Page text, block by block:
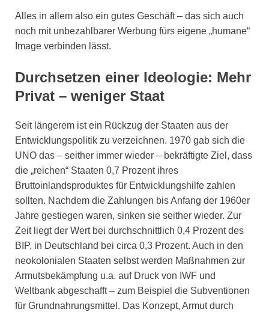
Alles in allem also ein gutes Geschäft – das sich auch
noch mit unbezahlbarer Werbung fürs eigene „humane“
Image verbinden lässt.
Durchsetzen einer Ideologie: Mehr
Privat – weniger Staat
Seit längerem ist ein Rückzug der Staaten aus der
Entwicklungspolitik zu verzeichnen. 1970 gab sich die
UNO das – seither immer wieder – bekräftigte Ziel, dass
die „reichen“ Staaten 0,7 Prozent ihres
Bruttoinlandsproduktes für Entwicklungshilfe zahlen
sollten. Nachdem die Zahlungen bis Anfang der 1960er
Jahre gestiegen waren, sinken sie seither wieder. Zur
Zeit liegt der Wert bei durchschnittlich 0,4 Prozent des
BIP, in Deutschland bei circa 0,3 Prozent. Auch in den
neokolonialen Staaten selbst werden Maßnahmen zur
Armutsbekämpfung u.a. auf Druck von IWF und
Weltbank abgeschafft – zum Beispiel die Subventionen
für Grundnahrungsmittel. Das Konzept, Armut durch